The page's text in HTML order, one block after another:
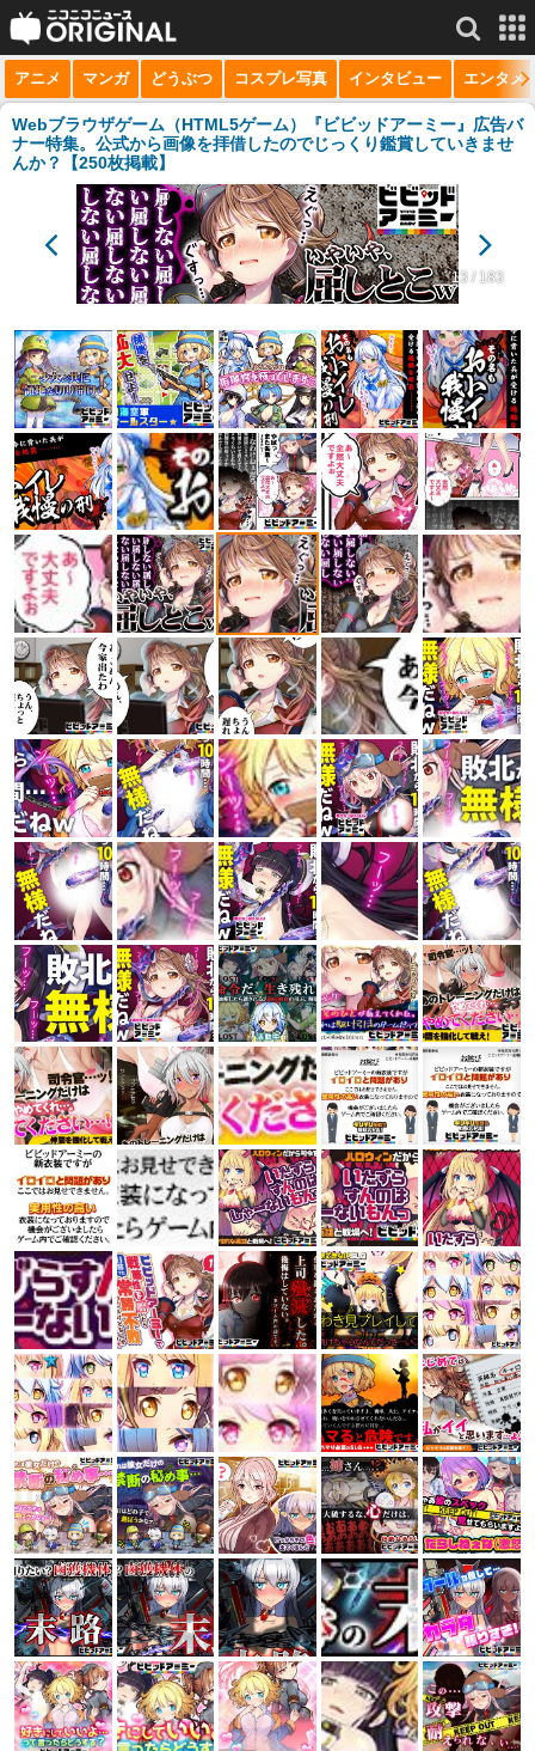
サービス一覧 もっと見る
niconico
動画
生放送
ニュース
マンガ
ニコニコQ
アニメ マンガ どうぶつ コスプレ写真 インタビュー エンタメ
Webブラウザゲーム（HTML5ゲーム）『ビビッドアーミー』広告バ
ナー特集。公式から画像を拝借したのでじっくり鑑賞していきませ
んか？【250枚掲載】
13 / 183